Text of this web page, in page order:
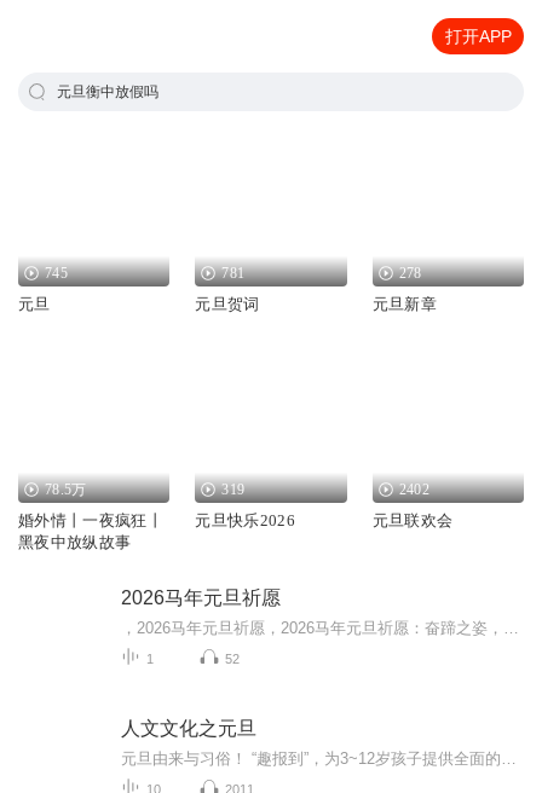
打开APP
元旦衡中放假吗
745
元旦
781
元旦贺词
278
元旦新章
78.5万
婚外情丨一夜疯狂丨
黑夜中放纵故事
319
元旦快乐2026
2402
元旦联欢会
2026马年元旦祈愿
1 52
人文文化之元旦
10 2011